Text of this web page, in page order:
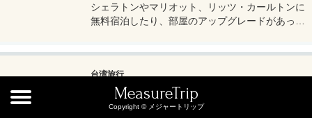
シェラトンやマリオット、リッツ・カールトンに
無料宿泊したり、部屋のアップグレードがあった
カード 」の魅力とメリット、デメリットを交え
詳しく紹介していきたい。
台湾旅行
[台湾旅行] 台湾でUBER利用の
際の注意点！
MeasureTrip
Copyright © メジャートリップ